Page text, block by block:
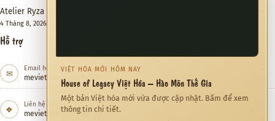
Atelier Ryza 3: Alchemist of the End & the Secret Key DX Việt Hóa
4 Tháng 8, 2026
Hỗ trợ
✉ Email hỗ trợ
meviethoa@gmail.com
❖ Liên hệ hợp tác
meviethoa@gmail.com
VIỆT HÓA MỚI HÔM NAY
House of Legacy Việt Hóa – Hào Môn Thế Gia
Một bản Việt hóa mới vừa được cập nhật. Bấm để xem
thông tin chi tiết.